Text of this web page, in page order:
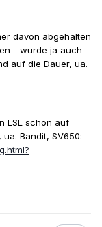
davon abgehalten
- wurde ja auch
auf die Dauer, ua.
LSL schon auf
Bandit, SV650: